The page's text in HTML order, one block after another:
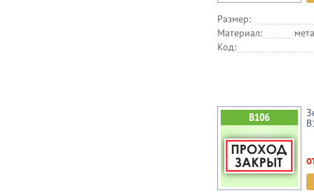
Размер:
Материал:
Код: